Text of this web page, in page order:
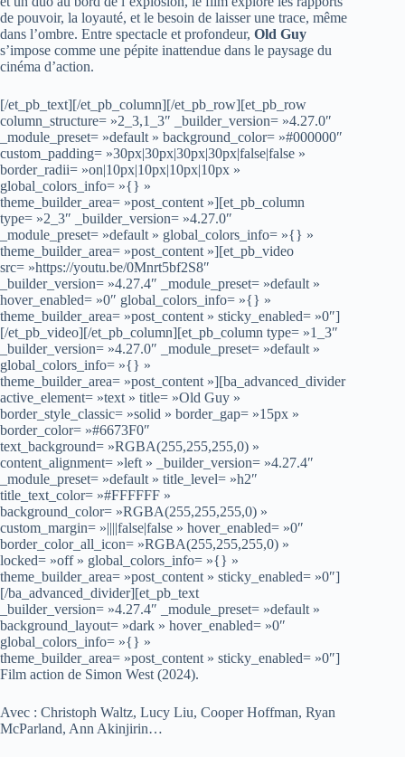
de pouvoir, la loyauté, et le besoin de laisser une trace, même
dans l’ombre. Entre spectacle et profondeur, Old Guy
s’impose comme une pépite inattendue dans le paysage du
cinéma d’action.
[/et_pb_text][/et_pb_column][/et_pb_row][et_pb_row
column_structure= »2_3,1_3″ _builder_version= »4.27.0″
_module_preset= »default » background_color= »#000000″
custom_padding= »30px|30px|30px|30px|false|false »
border_radii= »on|10px|10px|10px|10px »
global_colors_info= »{} »
theme_builder_area= »post_content »][et_pb_column
type= »2_3″ _builder_version= »4.27.0″
_module_preset= »default » global_colors_info= »{} »
theme_builder_area= »post_content »][et_pb_video
src= »https://youtu.be/0Mnrt5bf2S8″
_builder_version= »4.27.4″ _module_preset= »default »
hover_enabled= »0″ global_colors_info= »{} »
theme_builder_area= »post_content » sticky_enabled= »0″]
[/et_pb_video][/et_pb_column][et_pb_column type= »1_3″
_builder_version= »4.27.0″ _module_preset= »default »
global_colors_info= »{} »
theme_builder_area= »post_content »][ba_advanced_divider
active_element= »text » title= »Old Guy »
border_style_classic= »solid » border_gap= »15px »
border_color= »#6673F0″
text_background= »RGBA(255,255,255,0) »
content_alignment= »left » _builder_version= »4.27.4″
_module_preset= »default » title_level= »h2″
title_text_color= »#FFFFFF »
background_color= »RGBA(255,255,255,0) »
custom_margin= »||||false|false » hover_enabled= »0″
border_color_all_icon= »RGBA(255,255,255,0) »
locked= »off » global_colors_info= »{} »
theme_builder_area= »post_content » sticky_enabled= »0″]
[/ba_advanced_divider][et_pb_text
_builder_version= »4.27.4″ _module_preset= »default »
background_layout= »dark » hover_enabled= »0″
global_colors_info= »{} »
theme_builder_area= »post_content » sticky_enabled= »0″]
Film action de Simon West (2024).
Avec : Christoph Waltz, Lucy Liu, Cooper Hoffman, Ryan
McParland, Ann Akinjirin…